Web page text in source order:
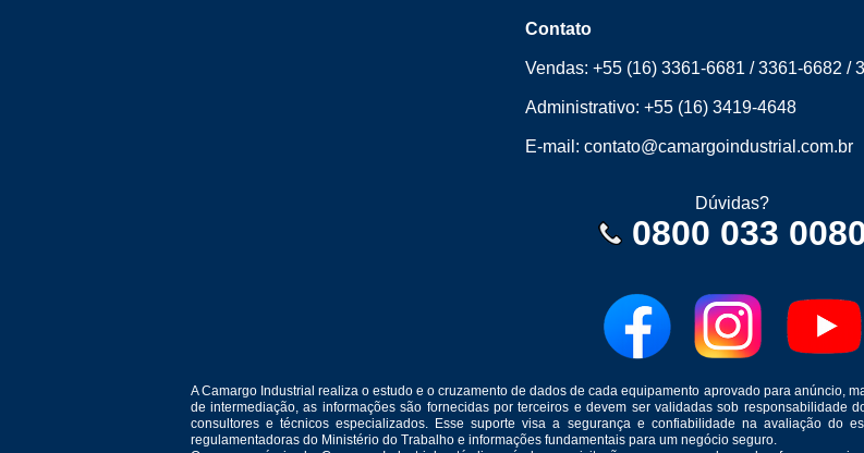
Contato
Vendas: +55 (16) 3361-6681 /3361-6682 /
Administrativo: +55 (16) 3419-4648
E-mail: contato@camargoindustrial.com.br
Dúvidas?
0800 033
A Camargo Industrial realiza o estudo e o cruzamento de dados de cada equipamento aprovado para anúncio,
de intermediação, as informações são fornecidas por terceiros e devem ser validadas sob responsabilidade
consultores e técnicos especializados. Esse suporte visa a segurança e confiabilidade na avaliação do
regulamentadoras do Ministério do Trabalho e informações fundamentais para um negócio seguro.